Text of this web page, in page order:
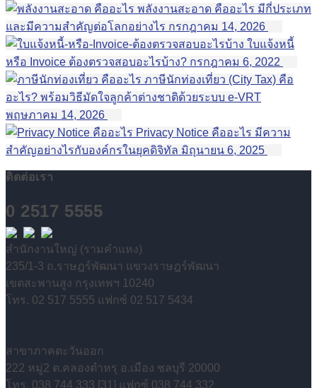
พลังงานสะอาด คืออะไร มีกี่ประเภท
และมีความสำคัญต่อโลกอย่างไร กรกฎาคม 14, 2026
ใบแจ้งหนี้
หรือ Invoice ต้องตรวจสอบอะไรบ้าง? กรกฎาคม 6, 2022
ภาษีนักท่องเที่ยว (City Tax) คือ
อะไร? พร้อมวิธีมัดใจลูกค้าต่างชาติด้วยระบบ e-VRT
พฤษภาคม 14, 2026
Privacy Notice คืออะไร มีความ
สำคัญอย่างไรกับองค์กรในยุคดิจิทัล มิถุนายน 6, 2025
ติดต่อเรา
0 2517 5555
สำนักงานใหญ่ (รามคำแหง)
235/1-3 ถ.ราษฎร์พัฒนา แขวงราษฎร์พัฒนา
เขตสะพานสูง กรุงเทพฯ 10240
โทร. 02 517 5555 แฟกซ์ 02 517 5434
สาขาภาคตะวันออก
222 หมู่2 ต.คลองตำหรุ อ.เมือง ชลบุรี 20000
โทร. 038 744 333 [31] แฟกซ์ 038 744 332